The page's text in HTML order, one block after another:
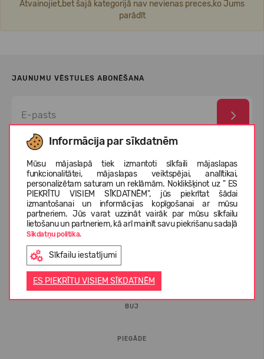
Informācija par sīkdatnēm
Mūsu mājaslapā tiek izmantoti sīkfaili mājaslapas
funkcionalitātei, mājaslapas veiktspējai, analītikai,
personalizētam saturam un reklāmām. Noklikšķinot uz " ES
PIEKRĪTU VISIEM SĪKDATNĒM", jūs piekrītat šādai
izmantošanai un informācijas kopīgošanai ar mūsu
partneriem. Jūs varat uzzināt vairāk par mūsu sīkfailu
lietošanu un partneriem, kā arī mainīt savu piekrišanu sadaļā
Sīkdatņu politika.
Sīkfailu iestatījumi
ES PIEKRĪTU VISIEM SĪKDATNĒM
Atvainojiet,bet šajā kategorijā nav nevienas preces,ko Jums
parādīt
JAUNUMU VĒSTULES ABONĒŠANA
Esmu izlasījis un piekrītuprivātuma politika
datu aizsardzības noteikumi
BUJ
PIEGĀDE